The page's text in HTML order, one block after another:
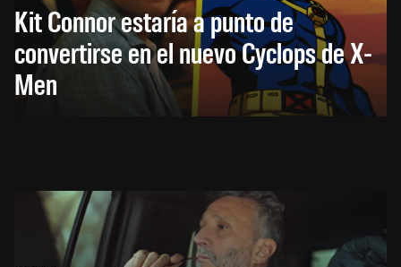
Kit Connor estaría a punto de
convertirse en el nuevo Cyclops de X-
Men